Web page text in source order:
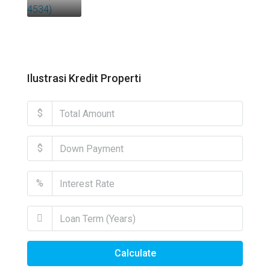
Ilustrasi Kredit Properti
$
$
%
Calculate